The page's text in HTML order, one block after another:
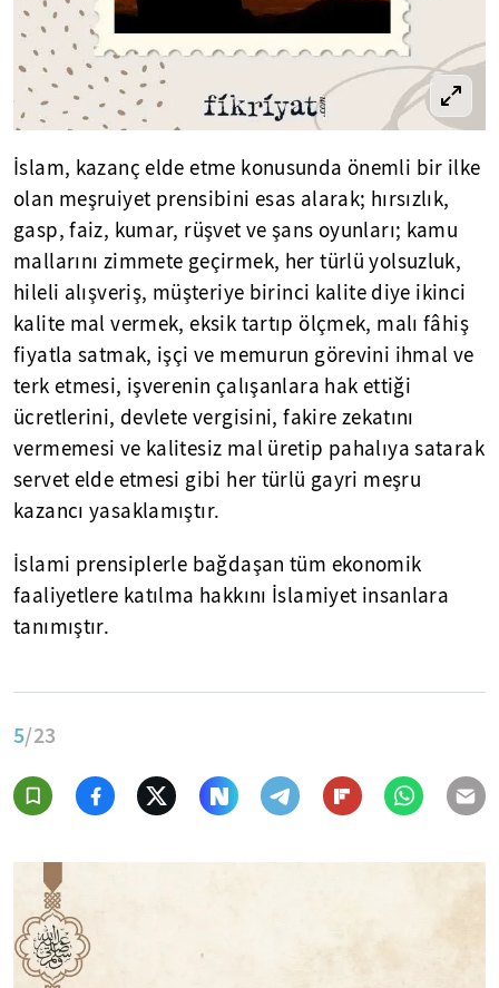
İslam, kazanç elde etme konusunda önemli bir ilke
olan meşruiyet prensibini esas alarak; hırsızlık,
gasp, faiz, kumar, rüşvet ve şans oyunları; kamu
mallarını zimmete geçirmek, her türlü yolsuzluk,
hileli alışveriş, müşteriye birinci kalite diye ikinci
kalite mal vermek, eksik tartıp ölçmek, malı fâhiş
fiyatla satmak, işçi ve memurun görevini ihmal ve
terk etmesi, işverenin çalışanlara hak ettiği
ücretlerini, devlete vergisini, fakire zekatını
vermemesi ve kalitesiz mal üretip pahalıya satarak
servet elde etmesi gibi her türlü gayri meşru
kazancı yasaklamıştır.
İslami prensiplerle bağdaşan tüm ekonomik
faaliyetlere katılma hakkını İslamiyet insanlara
tanımıştır.
5/23